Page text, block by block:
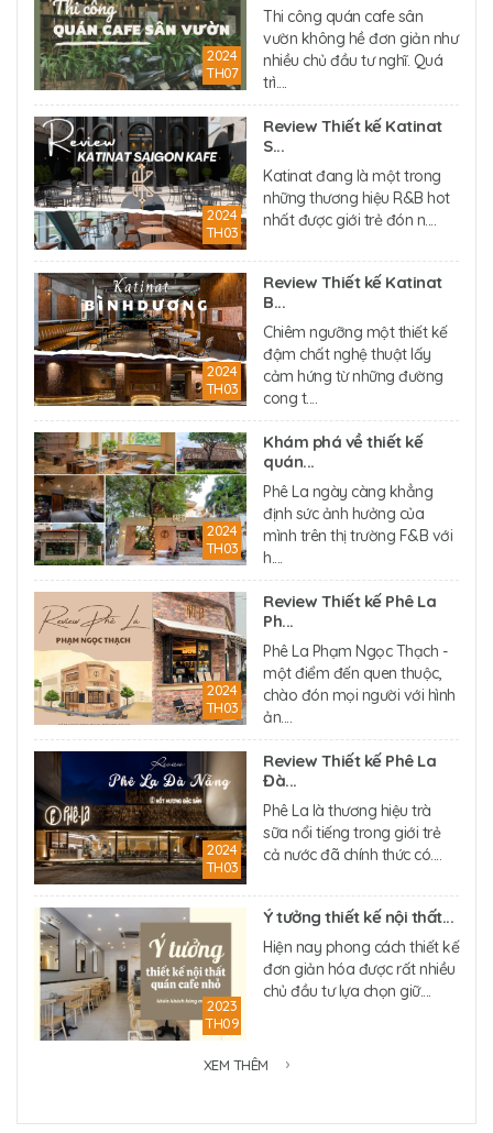
2024
TH07
Thi công quán cafe sân
vườn không hề đơn giản như
nhiều chủ đầu tư nghĩ. Quá
trì....
2024
TH03
Review Thiết kế Katinat
S...
Katinat đang là một trong
những thương hiệu R&B hot
nhất được giới trẻ đón n....
2024
TH03
Review Thiết kế Katinat
B...
Chiêm ngưỡng một thiết kế
đậm chất nghệ thuật lấy
cảm hứng từ những đường
cong t....
2024
TH03
Khám phá về thiết kế
quán...
Phê La ngày càng khẳng
định sức ảnh hưởng của
mình trên thị trường F&B với
h....
2024
TH03
Review Thiết kế Phê La
Ph...
Phê La Phạm Ngọc Thạch -
một điểm đến quen thuộc,
chào đón mọi người với hình
ản....
2024
TH03
Review Thiết kế Phê La
Đà...
Phê La là thương hiệu trà
sữa nổi tiếng trong giới trẻ
cả nước đã chính thức có....
2023
TH09
Ý tưởng thiết kế nội thất...
Hiện nay phong cách thiết kế
đơn giản hóa được rất nhiều
chủ đầu tư lựa chọn giữ....
XEM THÊM